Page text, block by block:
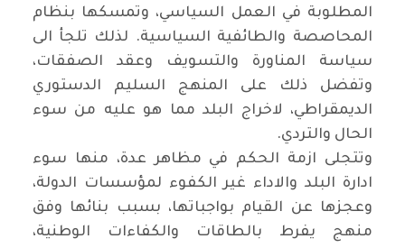
المطلوبة في العمل السياسي، وتمسكها بنظام
المحاصصة والطائفية السياسية. لذلك تلجأ الى
سياسة المناورة والتسويف وعقد الصفقات،
وتفضل ذلك على المنهج السليم الدستوري
الديمقراطي، لاخراج البلد مما هو عليه من سوء
الحال والتردي.
وتتجلى ازمة الحكم في مظاهر عدة، منها سوء
ادارة البلد والاداء غير الكفوء لمؤسسات الدولة،
وعجزها عن القيام بواجباتها، بسبب بنائها وفق
منهج يفرط بالطاقات والكفاءات الوطنية،